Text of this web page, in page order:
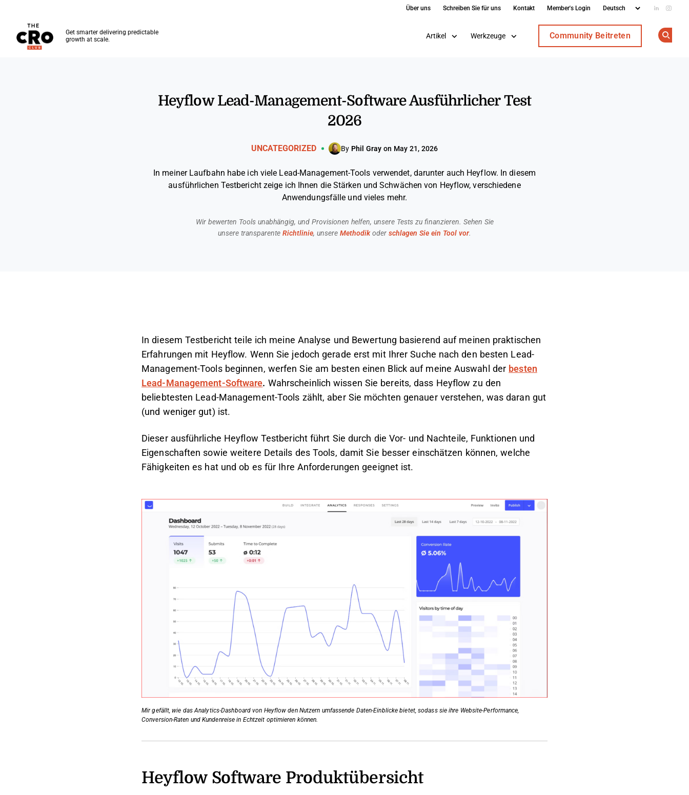
Über uns Schreiben Sie für uns Kontakt Member's Login Add us
Get smarter delivering predictable
growth at scale.
Artikel Werkzeuge Community Beitreten
Heyflow Lead-Management-Software Ausführlicher Test
2026
UNCATEGORIZED By Phil Gray on May 21, 2026
In meiner Laufbahn habe ich viele Lead-Management-Tools verwendet, darunter auch Heyflow. In diesem
ausführlichen Testbericht zeige ich Ihnen die Stärken und Schwächen von Heyflow, verschiedene
Anwendungsfälle und vieles mehr.
Wir bewerten Tools unabhängig, und Provisionen helfen, unsere Tests zu finanzieren. Sehen Sie
unsere transparente Richtlinie, unsere Methodikoder schlagen Sie ein Tool vor.
In diesem Testbericht teile ich meine Analyse und Bewertung basierend auf meinen praktischen
Erfahrungen mit Heyflow. Wenn Sie jedoch gerade erst mit Ihrer Suche nach den besten Lead-
Management-Tools beginnen, werfen Sie am besten einen Blick auf meine Auswahl der besten
Lead-Management-Software. Wahrscheinlich wissen Sie bereits, dass Heyflow zu den
beliebtesten Lead-Management-Tools zählt, aber Sie möchten genauer verstehen, was daran gut
(und weniger gut) ist.
Dieser ausführliche Heyflow Testbericht führt Sie durch die Vor- und Nachteile, Funktionen und
Eigenschaften sowie weitere Details des Tools, damit Sie besser einschätzen können, welche
Fähigkeiten es hat und ob es für Ihre Anforderungen geeignet ist.
Mir gefällt, wie das Analytics-Dashboard von Heyflow den Nutzern umfassende Daten-Einblicke bietet, sodass sie ihre Website-Performance,
Conversion-Raten und Kundenreise in Echtzeit optimieren können.
Heyflow Software Produktübersicht